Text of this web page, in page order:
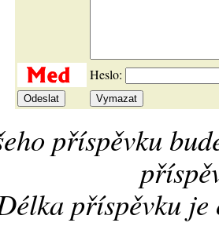
Heslo:
příspěvku
příspěvku je